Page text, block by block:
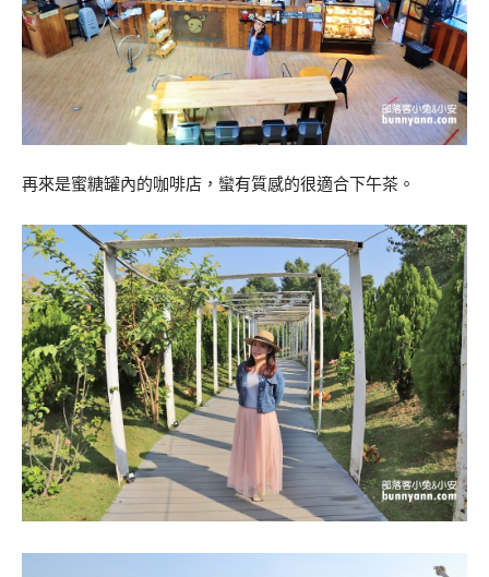
再來是蜜糖罐內的咖啡店，蠻有質感的很適合下午茶。